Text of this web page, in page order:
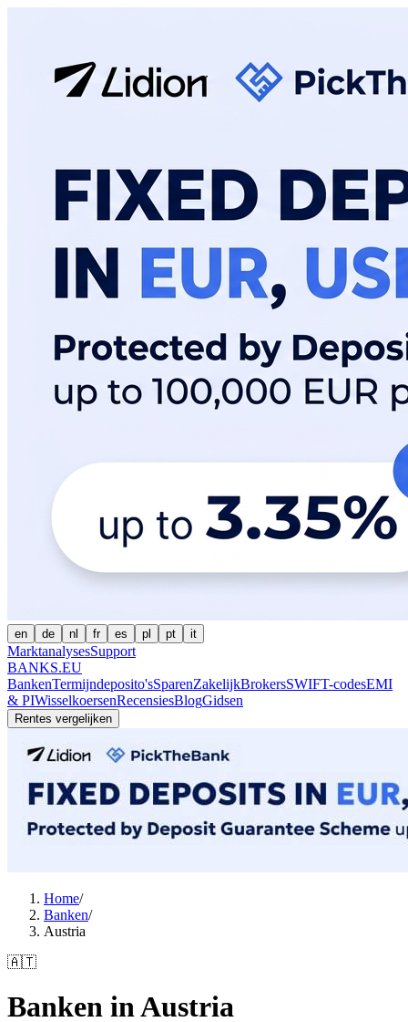
en de nl fr es pl pt it
MarktanalysesSupport
BANKS.EU
BankenTermijndeposito'sSparenZakelijkBrokersSWIFT-codesEMI
& PIWisselkoersenRecensiesBlogGidsen
Rentes vergelijken
Home/
Banken/
Austria
🇦🇹
Banken in Austria